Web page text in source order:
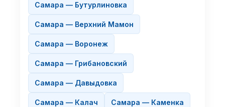
Самара — Бутурлиновка
Самара — Верхний Мамон
Самара — Воронеж
Самара — Грибановский
Самара — Давыдовка
Самара — Калач Самара — Каменка